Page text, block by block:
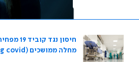
חיסון
מחלה ממושכים (long covid)